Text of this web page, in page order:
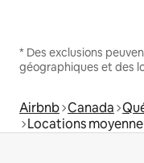
* Des exclusions
géographiques et des
Airbnb Canada
Locations